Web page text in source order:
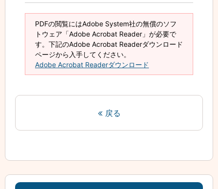
PDFの閲覧にはAdobe System社の無償のソフ
トウェア「Adobe Acrobat Reader」が必要で
す。下記のAdobe Acrobat Readerダウンロード
ページから入手してください。
Adobe Acrobat Readerダウンロード
戻る